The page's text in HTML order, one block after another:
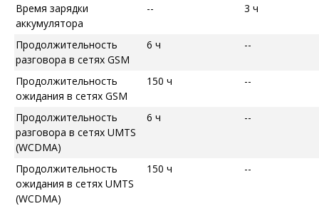
Время зарядки
аккумулятора
-- 3 ч
Продолжительность
разговора в сетях GSM
6 ч --
Продолжительность
ожидания в сетях GSM
150 ч --
Продолжительность
разговора в сетях UMTS
(WCDMA)
6 ч --
Продолжительность
ожидания в сетях UMTS
(WCDMA)
150 ч --